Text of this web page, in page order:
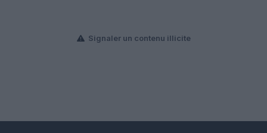
Signaler un contenu illicite